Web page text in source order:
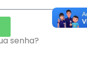
senha?